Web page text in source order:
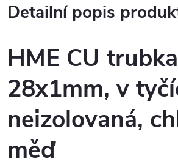
Detailní popis
HME CU trubka
28x1mm, v
neizolovaná,
měď